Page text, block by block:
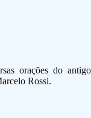
orações do antigo
Rossi.